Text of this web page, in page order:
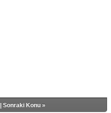
Sonraki Konu»